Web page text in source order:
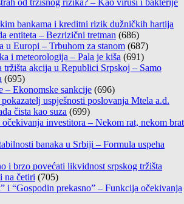
od tržišnog rizika? – Kao virusi i bakterije
bankama i kreditni rizik dužničkih hartija
entiteta – Bezrizični tretman (686)
u Europi – Trbuhom za stanom (687)
i meteorologija – Pala je kiša (691)
tržišta akcija u Republici Srpskoj – Samo
(695)
– Ekonomske sankcije (696)
uspješnosti poslovanja Mtela a.d.
čista kao suza (699)
investitora – Nekom rat, nekom brat
banaka u Srbiji – Formula uspeha
i brzo povećati likvidnost srpskog tržišta
na četiri (705)
i “Gospodin prekasno” – Funkcija očekivanja